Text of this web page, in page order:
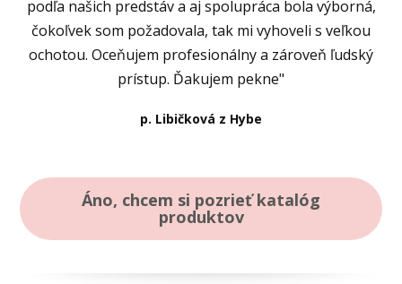
podľa našich predstáv a aj spolupráca bola výborná,
čokoľvek som požadovala, tak mi vyhoveli s veľkou
ochotou. Oceňujem profesionálny a zároveň ľudský
prístup. Ďakujem pekne"
p. Libičková z Hybe
Áno, chcem si pozrieť katalóg
produktov